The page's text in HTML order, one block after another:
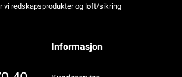
vi redskapsprodukter og løft/sikring
Informasjon